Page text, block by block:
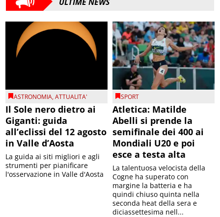
ASTRONOMIA,ATTUALITA'
Il Sole nero dietro ai
Giganti: guida
all’eclissi del 12 agosto
in Valle d’Aosta
La guida ai siti migliori e agli
strumenti per pianificare
l'osservazione in Valle d'Aosta
SPORT
Atletica: Matilde
Abelli si prende la
semifinale dei 400 ai
Mondiali U20 e poi
esce a testa alta
La talentuosa velocista della
Cogne ha superato con
margine la batteria e ha
quindi chiuso quinta nella
seconda heat della sera e
diciassettesima nell...